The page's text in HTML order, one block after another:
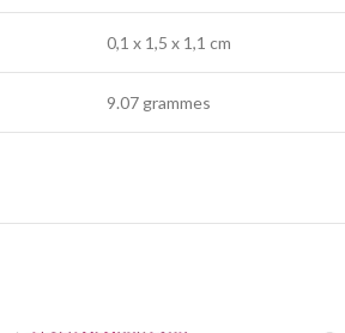
0,1 x 1,5 x 1,1 cm
9.07 grammes